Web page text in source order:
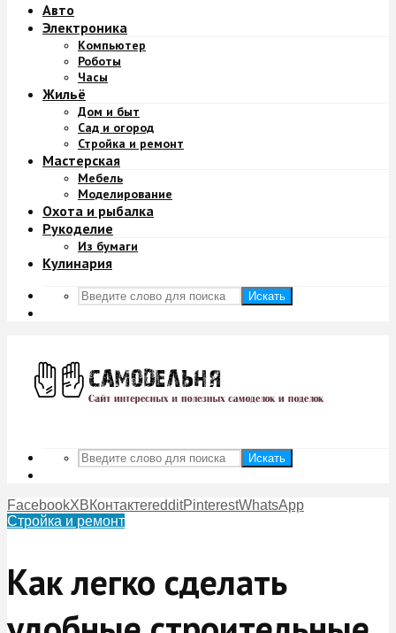
Авто
Электроника
Компьютер
Роботы
Часы
Жильё
Дом и быт
Сад и огород
Стройка и ремонт
Мастерская
Мебель
Моделирование
Охота и рыбалка
Рукоделие
Из бумаги
Кулинария
Искать
Искать
FacebookXВКонтактеredditPinterestWhatsApp
Стройка и ремонт
Как легко сделать